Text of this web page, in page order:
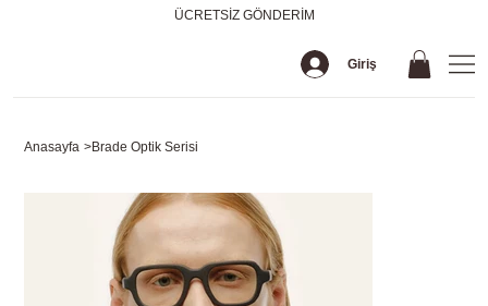
ÜCRETSİZ GÖNDERİM
Giriş
Anasayfa >Brade Optik Serisi